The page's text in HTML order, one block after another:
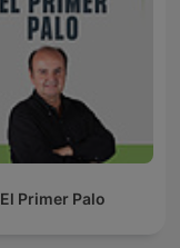
El Primer Palo